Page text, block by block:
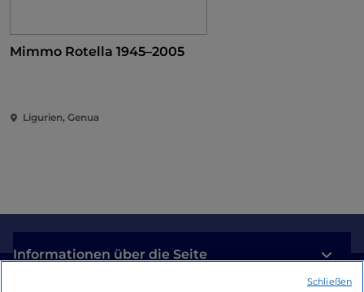
Mimmo Rotella 1945–2005
Ligurien, Genua
Informationen über die Seite
Schließen